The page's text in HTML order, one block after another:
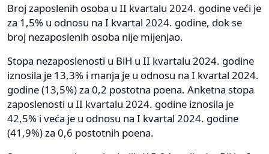
Broj zaposlenih osoba u II kvartalu 2024. godine veći je
za 1,5% u odnosu na I kvartal 2024. godine, dok se
broj nezaposlenih osoba nije mijenjao.
Stopa nezaposlenosti u BiH u II kvartalu 2024. godine
iznosila je 13,3% i manja je u odnosu na I kvartal 2024.
godine (13,5%) za 0,2 postotna poena. Anketna stopa
zaposlenosti u II kvartalu 2024. godine iznosila je
42,5% i veća je u odnosu na I kvartal 2024. godine
(41,9%) za 0,6 postotnih poena.